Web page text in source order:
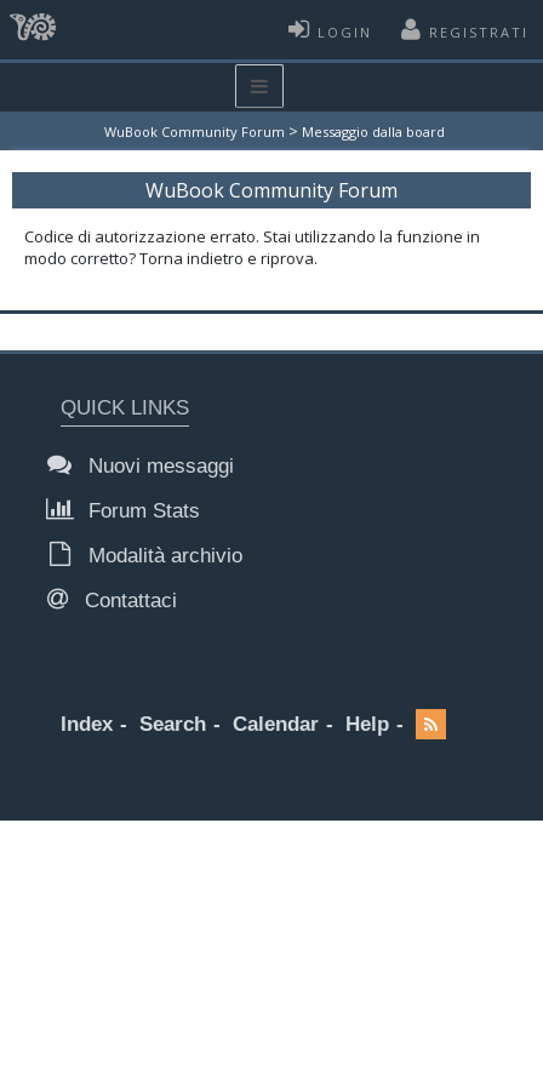
LOGIN REGISTRATI
WuBook Community Forum > Messaggio dalla board
WuBook Community Forum
Codice di autorizzazione errato. Stai utilizzando la funzione in
modo corretto? Torna indietro e riprova.
QUICK LINKS
Nuovi messaggi
Forum Stats
Modalità archivio
Contattaci
Index Search Calendar Help